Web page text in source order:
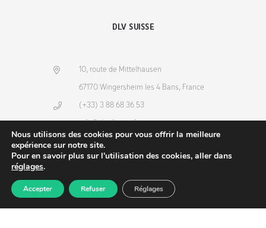
Produits Recherche Commande
DLV SUISSE
10, route de Mittelhausen
67170 Wingersheim les 4 Bans, France
(+33) 3 88 68 36 53
info@dlv-france.fr
Nous utilisons des cookies pour vous offrir la meilleure
expérience sur notre site.
Pour en savoir plus sur l'utilisation des cookies, aller dans
réglages.
Accepter Refuser Réglages